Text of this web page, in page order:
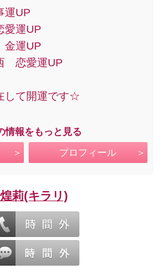
UP
運UP
運UP
恋愛運UP
して開運です☆
情報をもっと見る
プロフィール
煌莉(キラリ)